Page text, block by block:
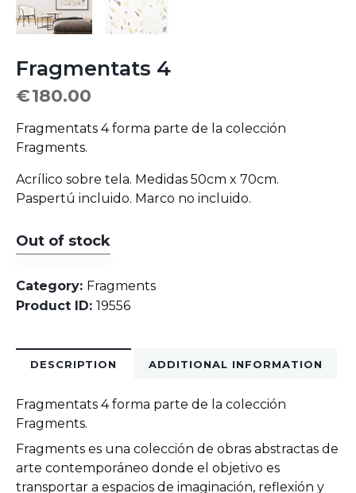
Fragmentats 4
€180.00
Fragmentats 4 forma parte de la colección
Fragments.
Acrílico sobre tela. Medidas 50cm x 70cm.
Paspertú incluido. Marco no incluido.
Out of stock
Category: Fragments
Product ID: 19556
DESCRIPTION ADDITIONAL INFORMATION
Fragmentats 4 forma parte de la colección
Fragments.
Fragments es una colección de obras abstractas de
arte contemporáneo donde el objetivo es
transportar a espacios de imaginación, reflexión y